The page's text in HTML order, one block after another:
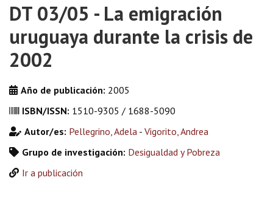
DT 03/05 - La emigración
uruguaya durante la crisis de
2002
Año de publicación: 2005
ISBN/ISSN: 1510-9305 / 1688-5090
Autor/es: Pellegrino, Adela - Vigorito, Andrea
Grupo de investigación: Desigualdad y Pobreza
Ir a publicación